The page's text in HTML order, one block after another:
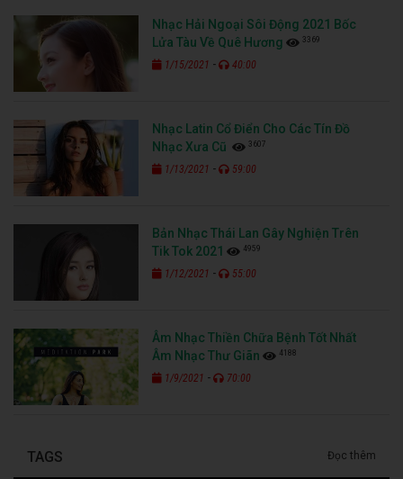
Nhạc Hải Ngoại Sôi Động 2021 Bốc
Lửa Tàu Về Quê Hương
3369
1/15/2021 - 40:00
Nhạc Latin Cổ Điển Cho Các Tín Đồ
Nhạc Xưa Cũ
3607
1/13/2021 - 59:00
Bản Nhạc Thái Lan Gây Nghiện Trên
Tik Tok 2021
4959
1/12/2021 - 55:00
Âm Nhạc Thiền Chữa Bệnh Tốt Nhất
Âm Nhạc Thư Giãn
4188
1/9/2021 - 70:00
TAGS Đọc thêm